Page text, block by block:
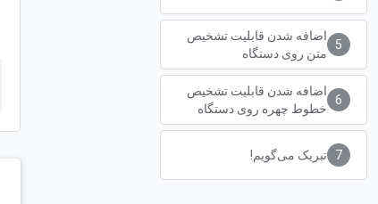
اضافه شدن قابلیت تشخیص
متن روی دستگاه
اضافه شدن قابلیت تشخیص
خطوط چهره روی دستگاه
تبریک می‌گویم!